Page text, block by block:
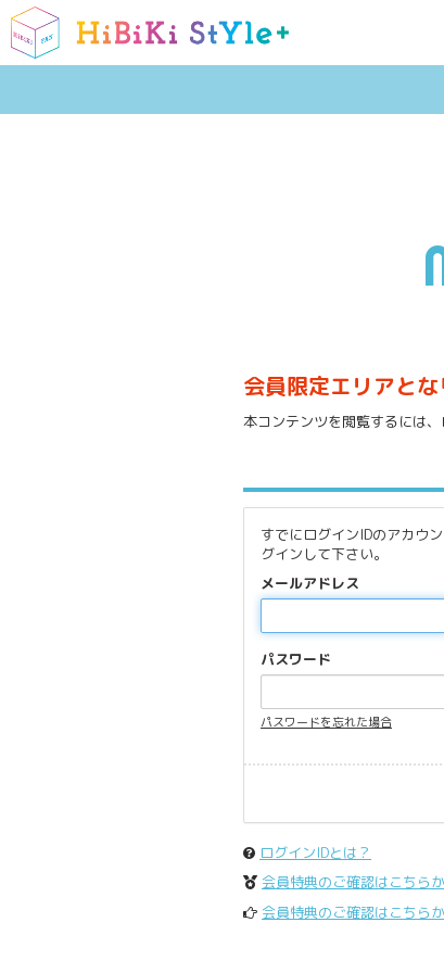
会員限定エリアと
本コンテンツを閲覧するには、
すでにログインIDのアカウ
グインして下さい。
メールアドレス
パスワード
パスワードを忘れた場合
ログインIDとは？
会員特典のご確認はこちら
会員特典のご確認はこちら